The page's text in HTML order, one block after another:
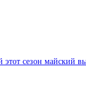
сезон майский